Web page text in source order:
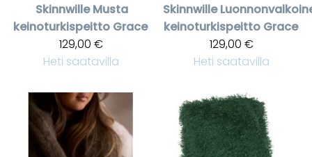
Skinnwille Musta
keinoturkispeitto Grace
129,00 €
Heti saatavilla
Skinnwille
keinoturkispeitto Grace
129,00 €
Heti saatavilla